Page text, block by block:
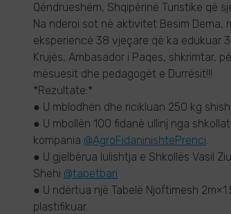
Qëndrueshëm, Shqipërinë Turistike që
Na nderoi sot në aktivitet Besim Dema,
eksperiencë 38 vjeçare që ka edukuar
Krujës, Ambasador i Paqes, shkrimtar,
mësuesit dhe pedagogët e Durrësit!!!
*Rezultate:*
● U mblodhën dhe ricikluan 250 kg
● U mbollën 100 fidanë ullinj nga
kompania @AgroFidaninishtePrenci.
● U gjelbërua lulishtja e Shkollës Vasil
Shehi @tapetbari
● U ndërtua një Tabelë Njoftimesh
plastifikuar.